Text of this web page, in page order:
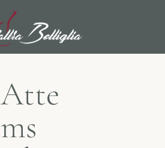
Atte
ms